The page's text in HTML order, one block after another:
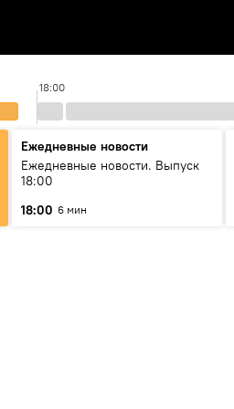
18:00
Ежедневные новости
Ежедневные новости. Выпуск
18:00
18:00 6 мин